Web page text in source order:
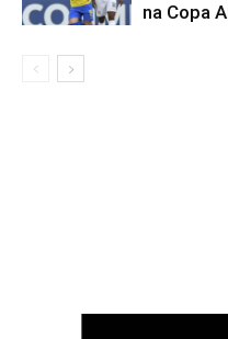
na Copa